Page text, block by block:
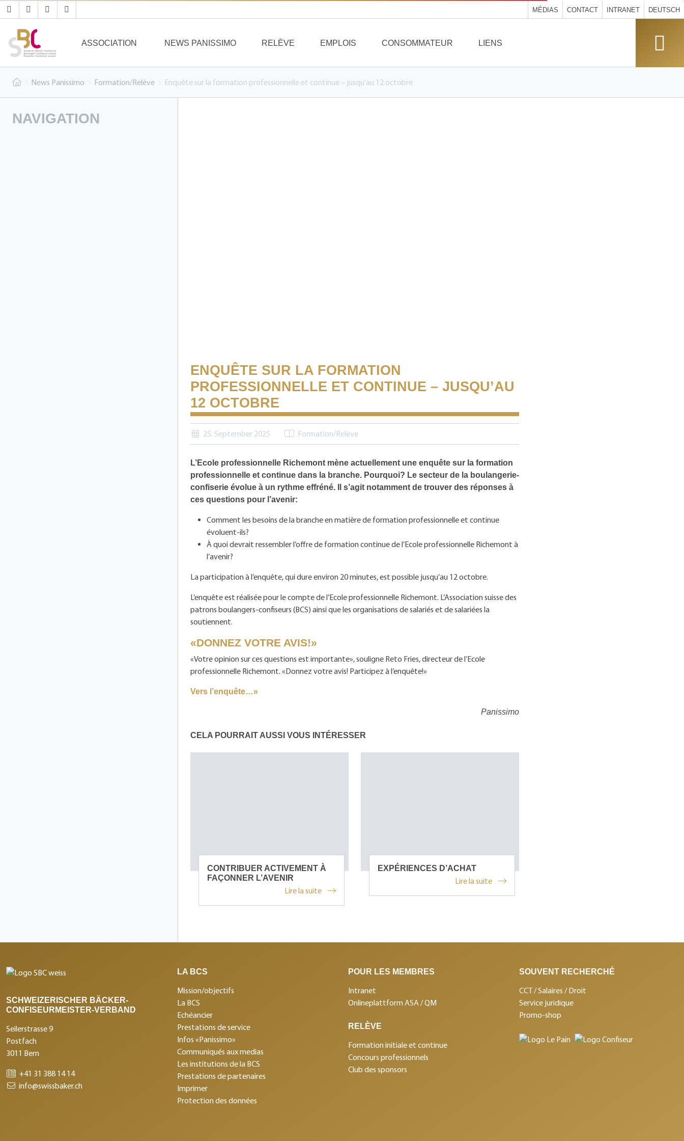
MÉDIAS CONTACT INTRANET DEUTSCH
ASSOCIATION NEWS PANISSIMO RELÈVE EMPLOIS CONSOMMATEUR LIENS
News Panissimo Formation/Relève Enquête sur la formation professionnelle et continue – jusqu’au 12 octobre
NAVIGATION
ENQUÊTE SUR LA FORMATION
PROFESSIONNELLE ET CONTINUE – JUSQU’AU
12 OCTOBRE
25. September 2025 Formation/Relève
L’Ecole professionnelle Richemont mène actuellement une enquête sur la formation
professionnelle et continue dans la branche. Pourquoi? Le secteur de la boulangerie-
confiserie évolue à un rythme effréné. Il s’agit notamment de trouver des réponses à
ces questions pour l’avenir:
Comment les besoins de la branche en matière de formation professionnelle et continue
évoluent-ils?
À quoi devrait ressembler l’offre de formation continue de l’Ecole professionnelle Richemont à
l’avenir?
La participation à l’enquête, qui dure environ 20 minutes, est possible jusqu’au 12 octobre.
L’enquête est réalisée pour le compte de l’Ecole professionnelle Richemont. L’Association suisse des
patrons boulangers-confiseurs (BCS) ainsi que les organisations de salariés et de salariées la
soutiennent.
«DONNEZ VOTRE AVIS!»
«Votre opinion sur ces questions est importante», souligne Reto Fries, directeur de l’Ecole
professionnelle Richemont. «Donnez votre avis! Participez à l’enquête!»
Vers l’enquête…»
Panissimo
CELA POURRAIT AUSSI VOUS INTÉRESSER
CONTRIBUER ACTIVEMENT À
FAÇONNER L’AVENIR
Lire la suite
EXPÉRIENCES D’ACHAT
Lire la suite
SCHWEIZERISCHER BÄCKER-
CONFISEURMEISTER-VERBAND
Seilerstrasse 9
Postfach
3011 Bern
+41 31 388 14 14
info@swissbaker.ch
LA BCS
Mission/objectifs
La BCS
Echéancier
Prestations de service
Infos «Panissimo»
Communiqués aux medias
Les institutions de la BCS
Prestations de partenaires
Imprimer
Protection des données
POUR LES MEMBRES
Intranet
Onlineplattform ASA / QM
RELÈVE
Formation initiale et continue
Concours professionnels
Club des sponsors
SOUVENT RECHERCHÉ
CCT / Salaires / Droit
Service juridique
Promo-shop